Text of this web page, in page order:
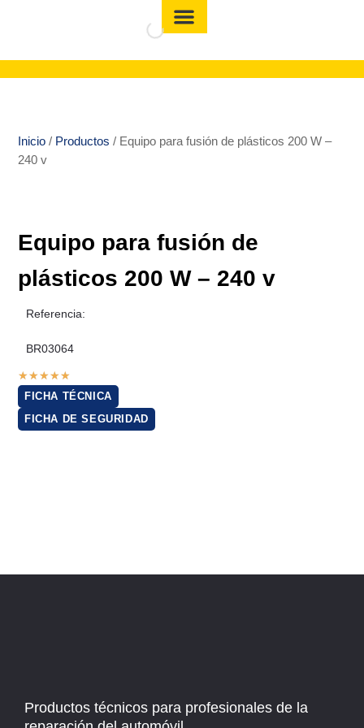
Inicio / Productos / Equipo para fusión de plásticos 200 W –
240 v
Equipo para fusión de
plásticos 200 W – 240 v
Referencia:
BR03064
★★★★★
FICHA TÉCNICA
FICHA DE SEGURIDAD
Productos técnicos para profesionales de la